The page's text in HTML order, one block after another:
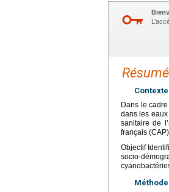
Résumé
Contexte
Dans le
dans les eaux
sanitaire de
français
Objectif
socio-